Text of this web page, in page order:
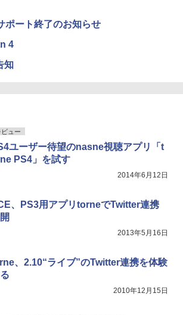
ポート終了のお知らせ
4
知
ビュー
ユーザー待望のnasne視聴アプリ「t
PS4」を試す
2014年6月12日
、PS3用アプリtorneでTwitter連携
2013年5月16日
、2.10“ライブ”のTwitter連携を体験
2010年12月15日